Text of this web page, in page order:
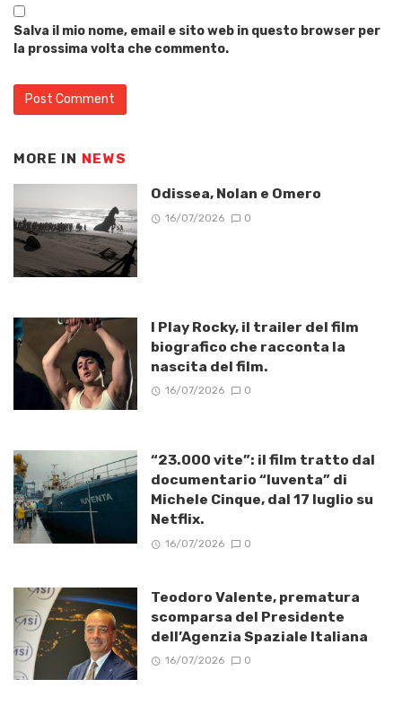
Salva il mio nome, email e sito web in questo browser per
la prossima volta che commento.
MORE IN NEWS
Odissea, Nolan e Omero
16/07/2026 0
I Play Rocky, il trailer del film
biografico che racconta la
nascita del film.
16/07/2026 0
“23.000 vite”: il film tratto dal
documentario “Iuventa” di
Michele Cinque, dal 17 luglio su
Netflix.
16/07/2026 0
Teodoro Valente, prematura
scomparsa del Presidente
dell’Agenzia Spaziale Italiana
16/07/2026 0